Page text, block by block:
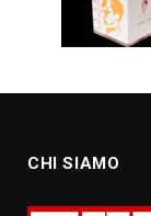
CHI SIAMO